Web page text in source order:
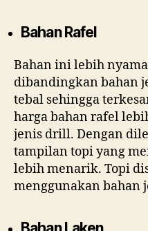
Bahan Rafel
Bahan ini lebih
dibandingkan bahan
tebal sehingga
harga bahan rafel
jenis drill. Dengan
tampilan topi yang
lebih menarik. Topi
menggunakan bahan